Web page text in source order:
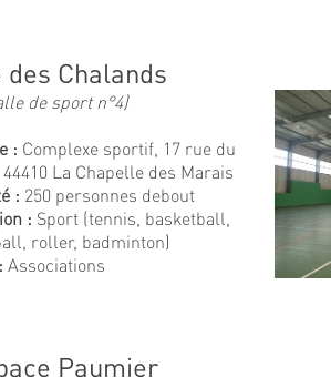
des Chalands
de sport n°4)
: Complexe sportif, 17 rue du
La Chapelle des Marais
: 250 personnes debout
: Sport (tennis, basketball,
roller, badminton)
Associations
Paumier